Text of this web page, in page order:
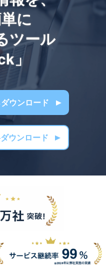
に
ツール
」
ウンロード
ウンロード